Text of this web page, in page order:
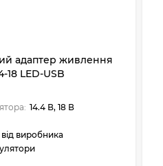
адаптер живлення
18 LED-USB
14.4 В, 18 В
від виробника